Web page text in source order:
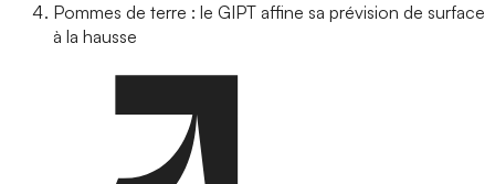
Pommes de terre : le GIPT affine sa prévision de surface
à la hausse